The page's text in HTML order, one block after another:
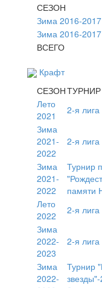
СЕЗОН
Зима 2016-2017
Зима 2016-2017
ВСЕГО
Крафт
СЕЗОНТУРНИР
Лето
2021
2-я
Зима
2021-
2022
2-я
Зима
2021-
2022
Турнир
памяти
Лето
2022
2-я
Зима
2022-
2023
2-я
Зима
2022-
Турнир